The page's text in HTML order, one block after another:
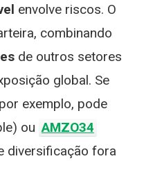
envolve riscos. O
combinando
de outros setores
global. Se
exemplo, pode
ou AMZO34
diversificação fora